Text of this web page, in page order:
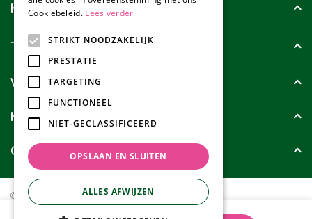
Talen Tools Regenmeter 40ml
Klantenservice
Tuincollectie
Wie zijn wij?
Klanten geven ons
Contact
© Tuincollectie.nl
Green Solutions
Privacy policy
Tuincentrum Overzicht
Cookiebeleid. Lees verder
STRIKT NOODZAKELIJK
PRESTATIE
TARGETING
FUNCTIONEEL
NIET-GECLASSIFICEERD
OPSLAAN EN SLUITEN
ALLES AFWIJZEN